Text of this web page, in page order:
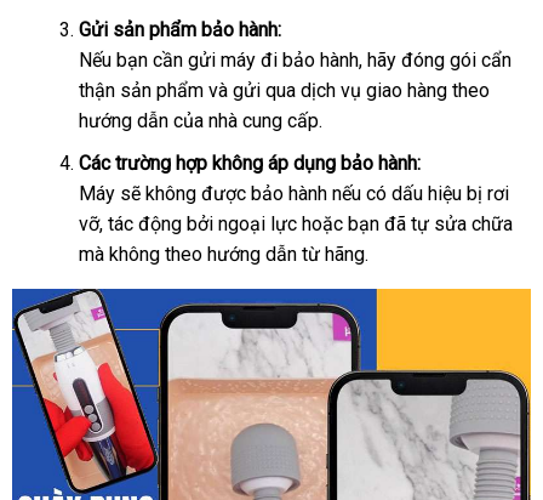
Gửi sản phẩm bảo hành:
Nếu bạn cần gửi máy đi bảo hành, hãy đóng gói cẩn
thận sản phẩm và gửi qua dịch vụ giao hàng theo
hướng dẫn của nhà cung cấp.
Các trường hợp không áp dụng bảo hành:
Máy sẽ không được bảo hành nếu có dấu hiệu bị rơi
vỡ, tác động bởi ngoại lực hoặc bạn đã tự sửa chữa
mà không theo hướng dẫn từ hãng.